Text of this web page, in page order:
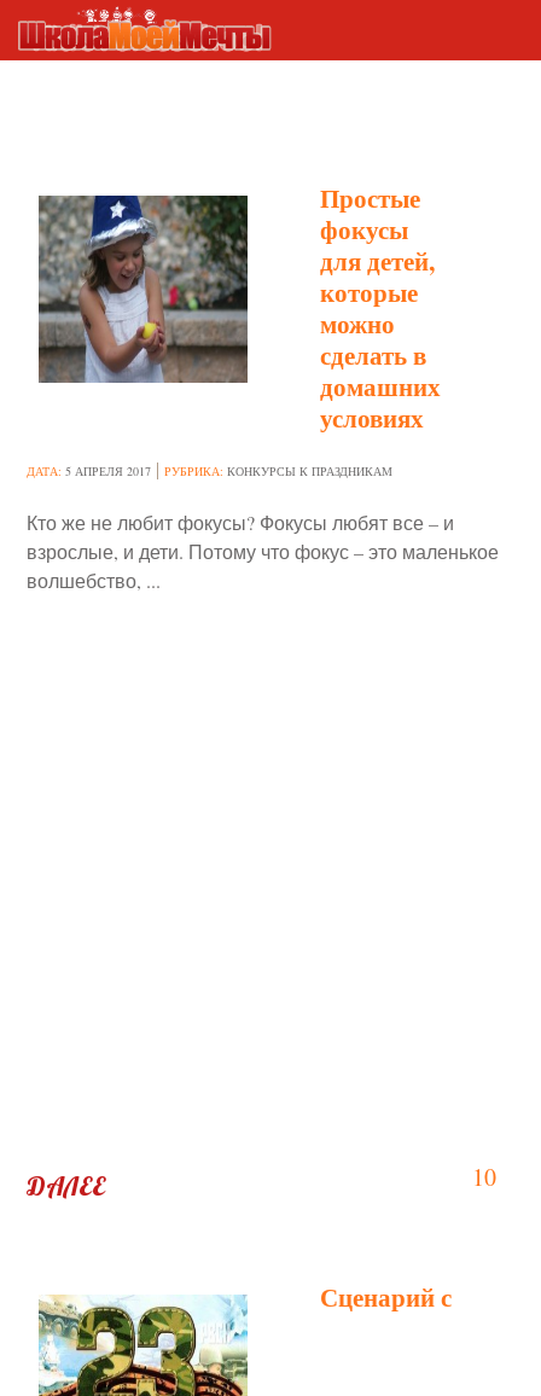
Простые
фокусы
для детей,
которые
можно
сделать в
домашних
условиях
ДАТА:5 АПРЕЛЯ 2017 РУБРИКА:КОНКУРСЫ К ПРАЗДНИКАМ
10
Кто же не любит фокусы? Фокусы любят все – и
взрослые, и дети. Потому что фокус – это маленькое
волшебство, ...
ДАЛЕЕ
Сценарий с